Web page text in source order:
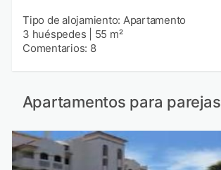
Tipo de alojamiento: Apartamento
3 huéspedes
55 m²
Comentarios: 8
Apartamentos para parejas